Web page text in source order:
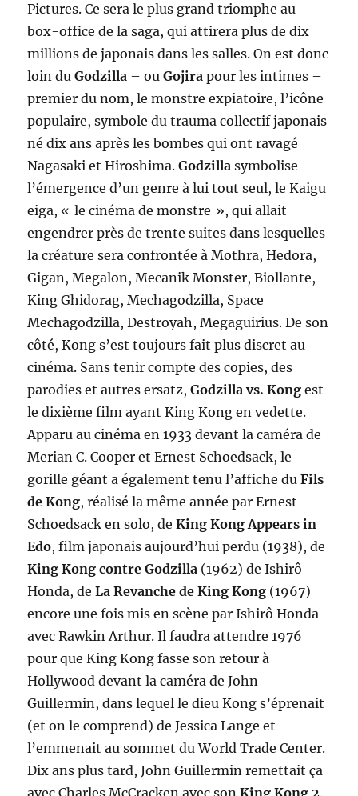
Pictures. Ce sera le plus grand triomphe au
box-office de la saga, qui attirera plus de dix
millions de japonais dans les salles. On est donc
loin duGodzilla – ouGojira pour les intimes –
premier du nom, le monstre expiatoire, l’icône
populaire, symbole du trauma collectif japonais
né dix ans après les bombes qui ont ravagé
Nagasaki et Hiroshima.Godzilla symbolise
l’émergence d’un genre à lui tout seul, le Kaigu
eiga, « le cinéma de monstre », qui allait
engendrer près de trente suites dans lesquelles
la créature sera confrontée à Mothra, Hedora,
Gigan, Megalon, Mecanik Monster, Biollante,
King Ghidorag, Mechagodzilla, Space
Mechagodzilla, Destroyah, Megaguirius. De son
côté, Kong s’est toujours fait plus discret au
cinéma. Sans tenir compte des copies, des
parodies et autres ersatz,Godzilla vs. Kong est
le dixième film ayant King Kong en vedette.
Apparu au cinéma en 1933 devant la caméra de
Merian C. Cooper et Ernest Schoedsack, le
gorille géant a également tenu l’affiche duFils
de Kong, réalisé la même année par Ernest
Schoedsack en solo, deKing Kong Appears in
Edo, film japonais aujourd’hui perdu (1938), de
King Kong contre Godzilla (1962) de Ishirô
Honda, deLa Revanche de King Kong (1967)
encore une fois mis en scène par Ishirô Honda
avec Rawkin Arthur. Il faudra attendre 1976
pour que King Kong fasse son retour à
Hollywood devant la caméra de John
Guillermin, dans lequel le dieu Kong s’éprenait
(et on le comprend) de Jessica Lange et
l’emmenait au sommet du World Trade Center.
Dix ans plus tard, John Guillermin remettait ça